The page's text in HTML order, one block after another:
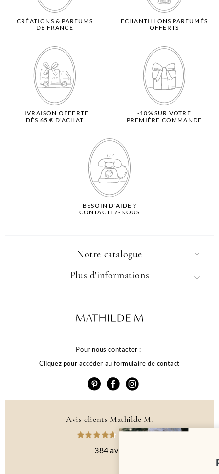
La qualité de votre
expérience dépend
CRÉATIONS & PARFUMS
DE FRANCE
ECHANTILLONS PARFUMÉS
OFFERTS
LIVRAISON OFFERTE
DÈS 65 € D'ACHAT
-10% SUR VOTRE
PREMIÈRE COMMANDE
BESOIN D'AIDE ?
CONTACTEZ-NOUS
Notre catalogue
Pour nous contacter :
Cliquez pour accéder au formulaire de contact
Plus d'informations
Avis clients Mathilde M.
384 avis